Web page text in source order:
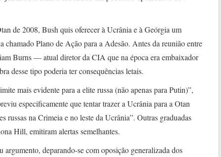
de 2008, Bush quis oferecer à Ucrânia e à Geórgia um
chamado Plano de Ação para a Adesão. Antes da reunião entre
Burns — atual diretor da CIA que na época era embaixador
desse tipo poderia ter consequências letais.
mais evidente para a elite russa (não apenas para Putin)”,
especificamente que tentar trazer a Ucrânia para a Otan
russas na Crimeia e no leste da Ucrânia”. Outras graduadas
Hill, emitiram alertas semelhantes.
deparando-se com oposição generalizada dos